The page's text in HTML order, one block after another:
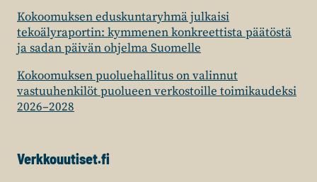
Kokoomuksen eduskuntaryhmä julkaisi
tekoälyraportin: kymmenen konkreettista päätöstä
ja sadan päivän ohjelma Suomelle
Kokoomuksen puoluehallitus on valinnut
vastuuhenkilöt puolueen verkostoille toimikaudeksi
2026–2028
Verkkouutiset.fi